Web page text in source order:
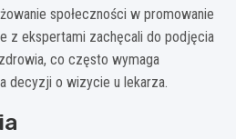
społeczności w promowanie
z ekspertami zachęcali do podjęcia
co często wymaga
decyzji o wizycie u lekarza.